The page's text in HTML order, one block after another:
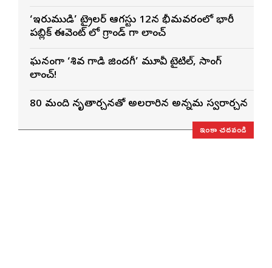
‘ఇరుముడి’ ట్రైలర్ ఆగస్టు 12న భీమవరంలో భారీ
పబ్లిక్ ఈవెంట్ లో గ్రాండ్ గా లాంచ్
ఘనంగా ‘శివ గాడి జింద‌గీ’ మూవీ టైటిల్, సాంగ్
లాంచ్!
80 మంది నృత్యార్చనతో అలరారిన అన్నమ స్వరార్చన
ఇంకా చదవండి